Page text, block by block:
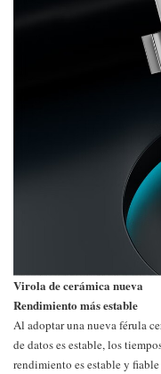
Virola de cerámica nueva
Rendimiento más estable
Al adoptar una nueva férula
de datos es estable, los
rendimiento es estable y fiable